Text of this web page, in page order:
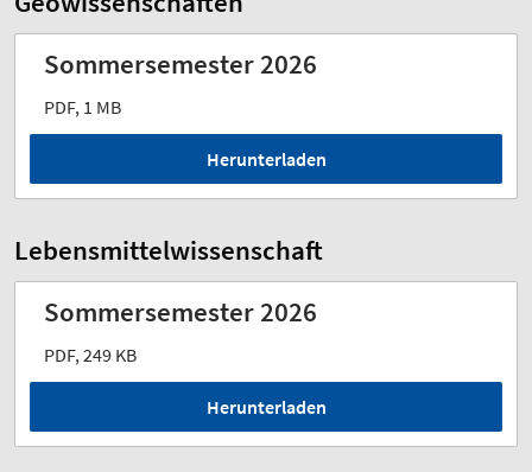
Sommersemester 2026
PDF, 1 MB
Herunterladen
Lebensmittelwissenschaft
Sommersemester 2026
PDF, 249 KB
Herunterladen